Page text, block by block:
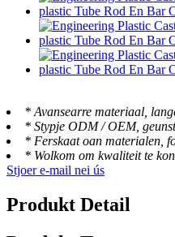
* Avansearre materiaal,
* Stypje ODM / OEM,
* Ferskaat oan materialen,
* Wolkom om kwaliteit te
Stjoer e-mail nei ús
Produkt Detail